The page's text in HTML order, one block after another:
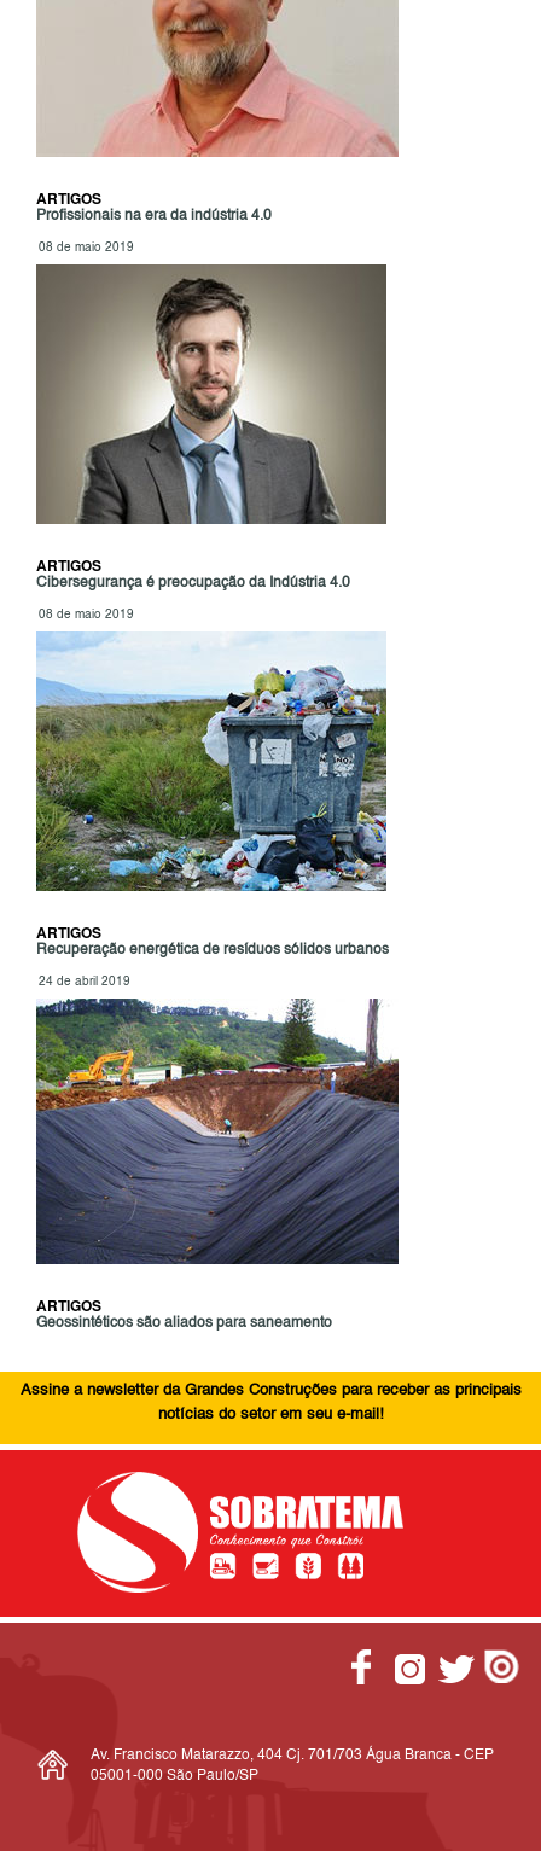
ARTIGOS
Profissionais na era da indústria 4.0
08 de maio 2019
ARTIGOS
Cibersegurança é preocupação da Indústria 4.0
08 de maio 2019
ARTIGOS
Recuperação energética de resíduos sólidos urbanos
24 de abril 2019
ARTIGOS
Geossintéticos são aliados para saneamento
Assine a newsletter da Grandes Construções para receber as principais
notícias do setor em seu e-mail!
Av. Francisco Matarazzo, 404 Cj. 701/703 Água Branca - CEP
05001-000 São Paulo/SP